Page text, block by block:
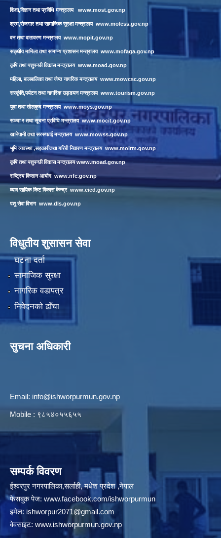
शिक्षा,विज्ञान तथा प्रविधि मन्त्रालय www.most.gov.np
श्रम,रोजगार तथा सामाजिक सुरक्षा मन्त्रालय www.moless.gov.np
वन तथा वातावरण मन्त्रालय www.mopit.gov.np
सङ्घीय मामिला तथा सामान्य प्रशासन मन्त्रालय www.mofaga.gov.np
कृषि तथा पशुपन्छी विकास मन्त्रालय www.moad.gov.np
महिला, बालबालिका तथा जेष्ठ नागरिक मन्त्रालय www.mowcsc.gov.np
सस्कृंति,पर्यटन तथा नागरिक उड्डयन मन्त्रालय www.tourism.gov.np
युवा तथा खेलकुद मन्त्रालय www.moys.gov.np
सञ्चा र तथा सूचना प्रविधि मन्त्रालय www.mocit.gov.np
खानेपानी तथा सरसफाई मन्त्रालय www.mowss.gov.np
भूमि व्यवस्था ,सहकारीतथा गरिबी निवारण मन्त्रालय www.molrm.gov.np
कृषि तथा पशुपन्छी विकास मन्त्रालयwww.moad.gov.np
राष्ट्रिय किसान आयोग www.nfc.gov.np
व्याव सायिक किट विकास केन्द्र www.cied.gov.np
पशु सेवा विभाग www.dls.gov.np
विधुतीय शुसासन सेवा
घटना दर्ता
सामाजिक सुरक्षा
नागरिक वडापत्र
निवेदनको ढाँचा
सुचना अधिकारी
Email: info@ishworpurmun.gov.np
Mobile : ९८५४०५५६५५
सम्पर्क विवरण
ईश्वरपुर नगरपालिका,सर्लाही, मधेश प्रदेश ,नेपाल
फेसबुक पेज: www.facebook.com/ishworpurmun
इमेल: ishworpur2071@gmail.com
वेवसाइट: www.ishworpurmun.gov.np